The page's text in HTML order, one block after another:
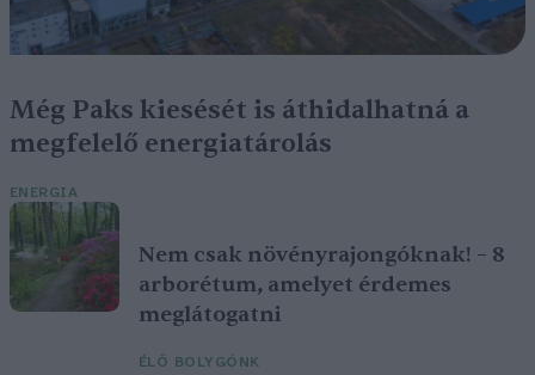
Még Paks kiesését is áthidalhatná a
megfelelő energiatárolás
ENERGIA
Nem csak növényrajongóknak! – 8
arborétum, amelyet érdemes
meglátogatni
ÉLŐ BOLYGÓNK